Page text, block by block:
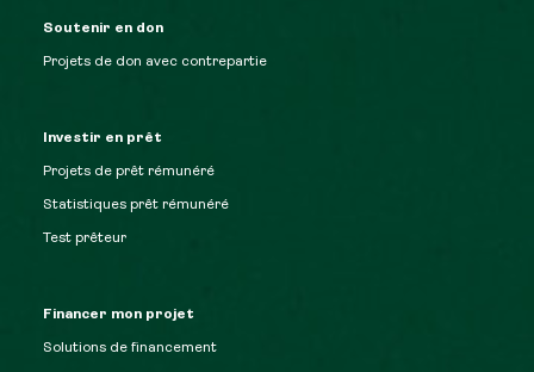
Soutenir en don
Projets de don avec contrepartie
Investir en prêt
Projets de prêt rémunéré
Statistiques prêt rémunéré
Test prêteur
Financer mon projet
Solutions de financement